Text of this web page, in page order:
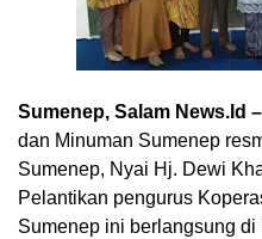
Sumenep, Salam News.Id –
dan Minuman Sumenep
Sumenep, Nyai Hj. Dewi
Pelantikan pengurus
Sumenep ini berlangsung